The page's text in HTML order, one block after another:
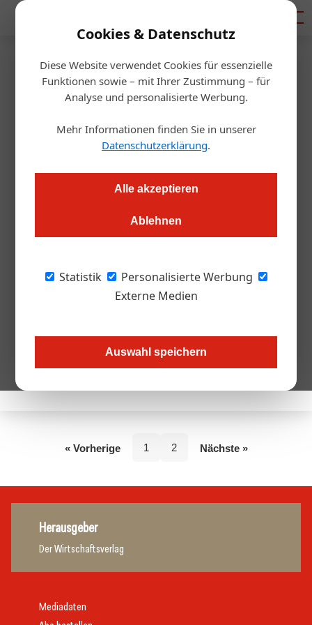
Cookies & Datenschutz
Diese Website verwendet Cookies für essenzielle
Funktionen sowie – mit Ihrer Zustimmung – für
Analyse und personalisierte Werbung.
Mehr Informationen finden Sie in unserer
Datenschutzerklärung.
Alle akzeptieren
Ablehnen
Statistik
Personalisierte Werbung
Externe Medien
Auswahl speichern
Artikel von Andreas
Meyer
Andreas Meyer
Keine Beiträge von diesem Autor.
« Vorherige 1 2 Nächste »
Herausgeber
Der Wirtschaftsverlag
Mediadaten